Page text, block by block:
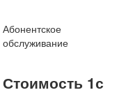
Абонентское
обслуживание
Стоимость 1с